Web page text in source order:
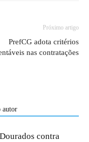
Próximo artigo
PrefCG adota critérios
nas contratações
autor
contra